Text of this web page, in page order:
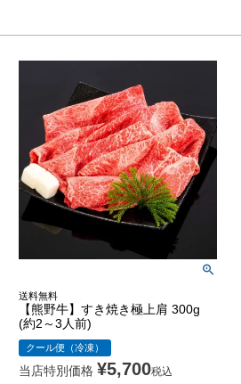
送料無料
【熊野牛】すき焼き極上肩 300g
(約2～3人前)
クール便（冷凍）
当店特別価格 ¥5,700税込